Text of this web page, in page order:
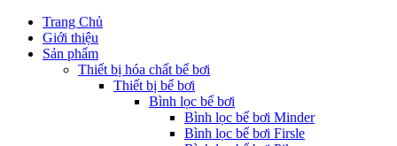
Trang Chủ
Giới thiệu
Sản phẩm
Thiết bị hóa chất bể bơi
Thiết bị bể bơi
Bình lọc bể bơi
Bình lọc bể bơi Minder
Bình lọc bể bơi Firsle